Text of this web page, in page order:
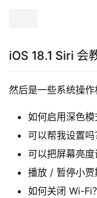
iOS 18.1 Siri 会
然后是一些系统操作
如何启用深色模
可以帮我设置吗
可以把屏幕亮度
播放 / 暂停小贾
如何关闭 Wi-Fi？